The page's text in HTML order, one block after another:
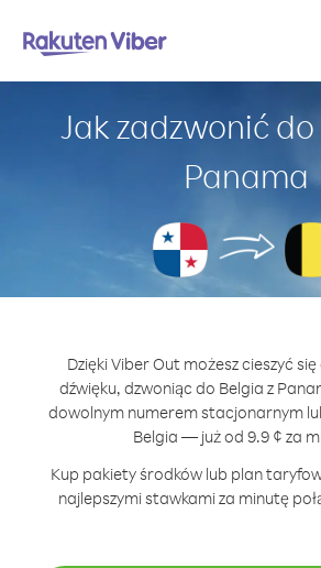
Jak zadzwonić
Panama
Dzięki Viber Out możesz cieszyć
dźwięku, dzwoniąc do Belgia z
dowolnym numerem stacjonarnym
Belgia — już od 9.9 ¢ za
Kup pakiety środków lub plan
najlepszymi stawkami za minutę